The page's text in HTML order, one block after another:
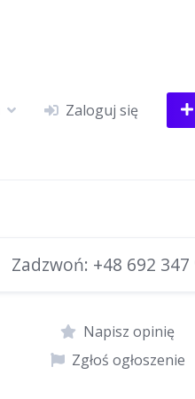
Zaloguj się
Zadzwoń: +48 692 347
Napisz opinię
Zgłoś ogłoszenie